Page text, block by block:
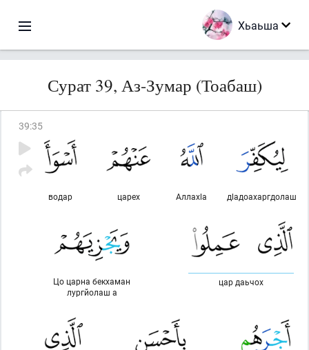
Хьаьша
Сурат 39, Аз-Зумар (Тоабаш)
39:35
дlадоахаргдолаш
Аллахlа
царех
водар
цар даьчох
Цо царна бекхаман
лургйолаш а